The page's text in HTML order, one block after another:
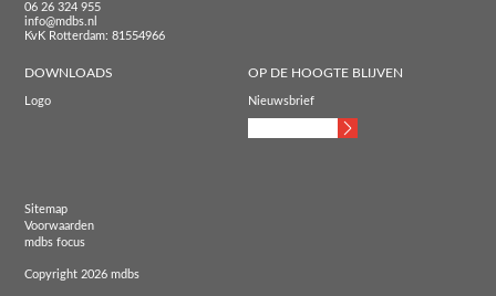
06 26 324 955
info@mdbs.nl
KvK Rotterdam: 81554966
DOWNLOADS
Logo
OP DE HOOGTE BLIJVEN
Nieuwsbrief
Sitemap
Voorwaarden
mdbs focus
Copyright 2026 mdbs